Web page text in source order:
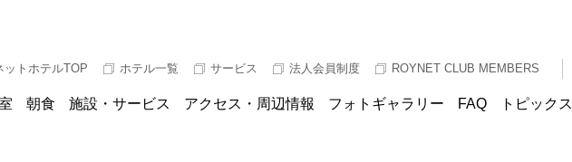
ットホテルTOP ホテル一覧 サービス 法人会員制度 ROYNET CLUB MEMBERS
朝食 施設・サービス アクセス・周辺情報 フォトギャラリー FAQ トピックス